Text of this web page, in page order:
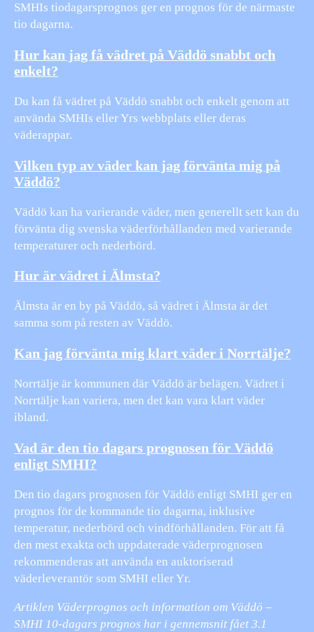
SMHIs tiodagarsprognos ger en prognos för de närmaste
tio dagarna.
Hur kan jag få vädret på Väddö snabbt och
enkelt?
Du kan få vädret på Väddö snabbt och enkelt genom att
använda SMHIs eller Yrs webbplats eller deras
väderappar.
Vilken typ av väder kan jag förvänta mig på
Väddö?
Väddö kan ha varierande väder, men generellt sett kan du
förvänta dig svenska väderförhållanden med varierande
temperaturer och nederbörd.
Hur är vädret i Älmsta?
Älmsta är en by på Väddö, så vädret i Älmsta är det
samma som på resten av Väddö.
Kan jag förvänta mig klart väder i Norrtälje?
Norrtälje är kommunen där Väddö är belägen. Vädret i
Norrtälje kan variera, men det kan vara klart väder
ibland.
Vad är den tio dagars prognosen för Väddö
enligt SMHI?
Den tio dagars prognosen för Väddö enligt SMHI ger en
prognos för de kommande tio dagarna, inklusive
temperatur, nederbörd och vindförhållanden. För att få
den mest exakta och uppdaterade väderprognosen
rekommenderas att använda en auktoriserad
väderleverantör som SMHI eller Yr.
Artiklen Väderprognos och information om Väddö –
SMHI 10-dagars prognos har i gennemsnit fået 3.1